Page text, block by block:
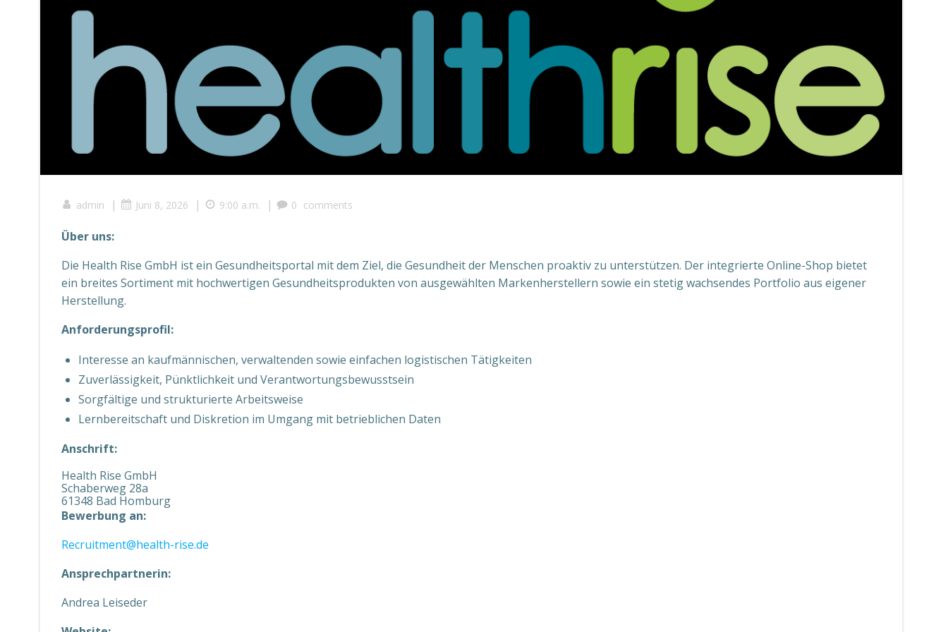
admin | Juni 8, 2026 | 9:00 a.m. | 0 comments
Über uns:
Die Health Rise GmbH ist ein Gesundheitsportal mit dem Ziel, die Gesundheit der Menschen proaktiv zu unterstützen. Der integrierte Online-Shop bietet
ein breites Sortiment mit hochwertigen Gesundheitsprodukten von ausgewählten Markenherstellern sowie ein stetig wachsendes Portfolio aus eigener
Herstellung.
Anforderungsprofil:
Interesse an kaufmännischen, verwaltenden sowie einfachen logistischen Tätigkeiten
Zuverlässigkeit, Pünktlichkeit und Verantwortungsbewusstsein
Sorgfältige und strukturierte Arbeitsweise
Lernbereitschaft und Diskretion im Umgang mit betrieblichen Daten
Anschrift:
Health Rise GmbH
Schaberweg 28a
61348 Bad Homburg
Bewerbung an:
Recruitment@health-rise.de
Ansprechpartnerin:
Andrea Leiseder